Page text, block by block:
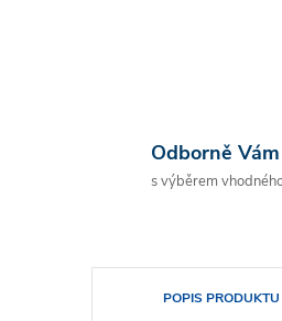
Odborně
s výběrem
POPIS PRODUKTU